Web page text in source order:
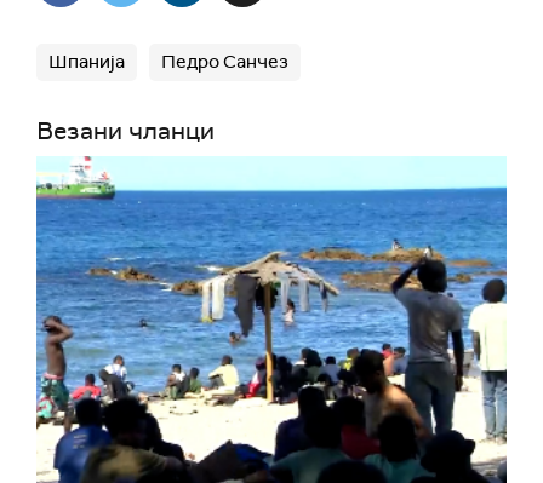
Шпанија Педро Санчез
Везани чланци